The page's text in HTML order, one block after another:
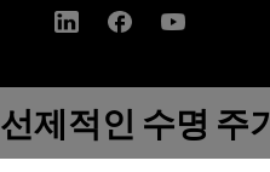
선제적인 수명 주